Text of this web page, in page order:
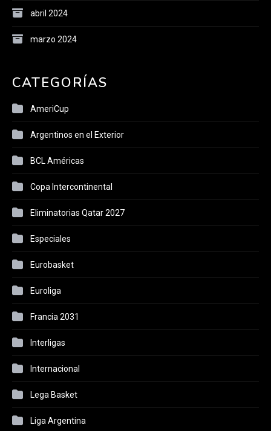
abril 2024
marzo 2024
CATEGORÍAS
AmeriCup
Argentinos en el Exterior
BCL Américas
Copa Intercontinental
Eliminatorias Qatar 2027
Especiales
Eurobasket
Euroliga
Francia 2031
Interligas
Internacional
Lega Basket
Liga Argentina